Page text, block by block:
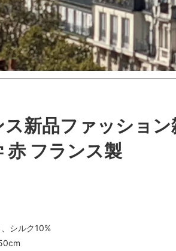
ス新品ファッショ
赤 フランス製
シルク10%